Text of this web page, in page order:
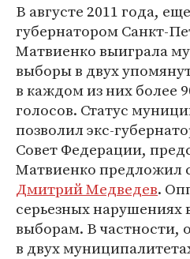
В августе 2011 года,
губернатором Санкт-
Матвиенко выиграла
выборы в двух
в каждом из них более
голосов. Статус
позволил экс-
Совет Федерации,
Матвиенко предложил
Дмитрий Медведев.
серьезных нарушениях
выборам. В частности,
в двух